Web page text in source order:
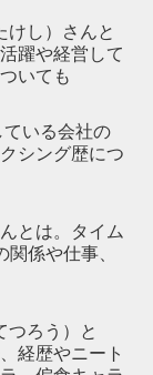
けし）さんと
躍や経営して
いても
いる会社の
シング歴につ
とは。タイム
係や仕事、
つろう）と
経歴やニート